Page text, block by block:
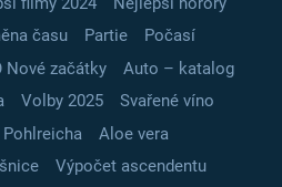
času Partie
Počasí
Nové začátky
Auto – katalog
Volby 2025
Svařené víno
Aloe vera
Výpočet ascendentu